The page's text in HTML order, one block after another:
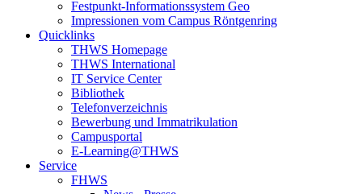
Festpunkt-Informationssystem Geo
Impressionen vom Campus Röntgenring
Quicklinks
THWS Homepage
THWS International
IT Service Center
Bibliothek
Telefonverzeichnis
Bewerbung und Immatrikulation
Campusportal
E-Learning@THWS
Service
FHWS